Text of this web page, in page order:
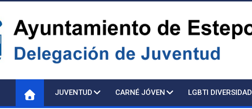
Delegación de Juventud
JUVENTUD CARNÉ JÓVEN LGBTI DIVERSIDAD